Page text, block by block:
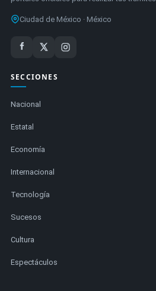
Ciudad de México · México
SECCIONES
Nacional
Estatal
Economía
Internacional
Tecnología
Sucesos
Cultura
Espectáculos